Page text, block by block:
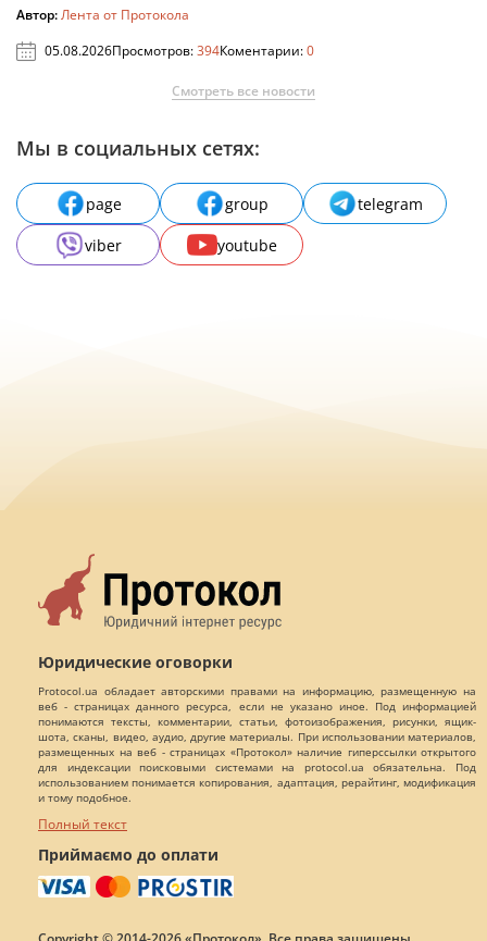
Автор:Лента от Протокола
05.08.2026Просмотров:394Коментарии:0
Смотреть все новости
Мы в социальных сетях:
page group
telegram
viber
youtube
Юридические оговорки
Protocol.ua обладает авторскими правами на информацию, размещенную на
веб - страницах данного ресурса, если не указано иное. Под информацией
понимаются тексты, комментарии, статьи, фотоизображения, рисунки, ящик-
шота, сканы, видео, аудио, другие материалы. При использовании материалов,
размещенных на веб - страницах «Протокол» наличие гиперссылки открытого
для индексации поисковыми системами на protocol.ua обязательна. Под
использованием понимается копирования, адаптация, рерайтинг, модификация
и тому подобное.
Полный текст
Приймаємо до оплати